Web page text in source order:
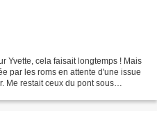
Yvette, cela faisait longtemps ! Mais
par les roms en attente d'une issue
Me restait ceux du pont sous